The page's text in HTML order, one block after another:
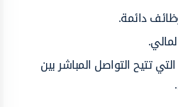
دائمة.
تتيح التواصل المباشر بين